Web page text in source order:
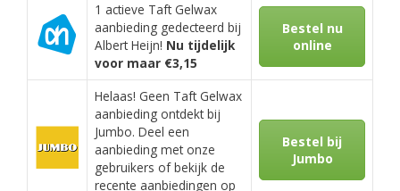
1 actieve Taft Gelwax
aanbieding gedecteerd bij
Albert Heijn! Nu tijdelijk
voor maar €3,15
Bestel nu
online
Helaas! Geen Taft Gelwax
aanbieding ontdekt bij
Jumbo. Deel een
aanbieding met onze
gebruikers of bekijk de
recente aanbiedingen op
Bestel bij
Jumbo